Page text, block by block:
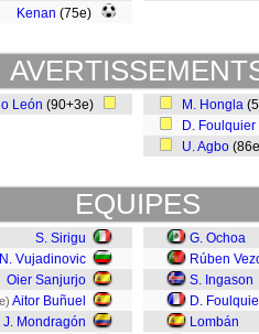
Kenan (75e)
León (90+3e) M. Hongla
D. Foulquier
U. Agbo
EQUIPES
S. Sirigu
N. Vujadinovic
Oier Sanjurjo
Aitor Buñuel
J. Mondragón
G. Ochoa
Rúben
S. Ingason
D.
Lombán